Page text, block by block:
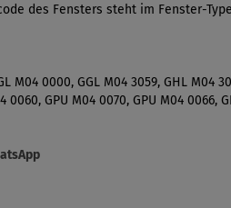
des Fensters steht im Fenster-
0000, GGL M04 3059, GHL M04
GPU M04 0070, GPU M04 0066,